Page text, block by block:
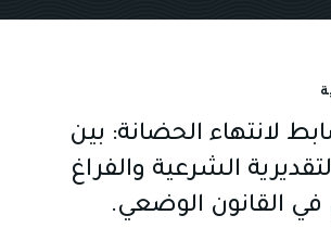
لانتهاء الحضانة: بين
الشرعية والفراغ
في القانون الوضعي.